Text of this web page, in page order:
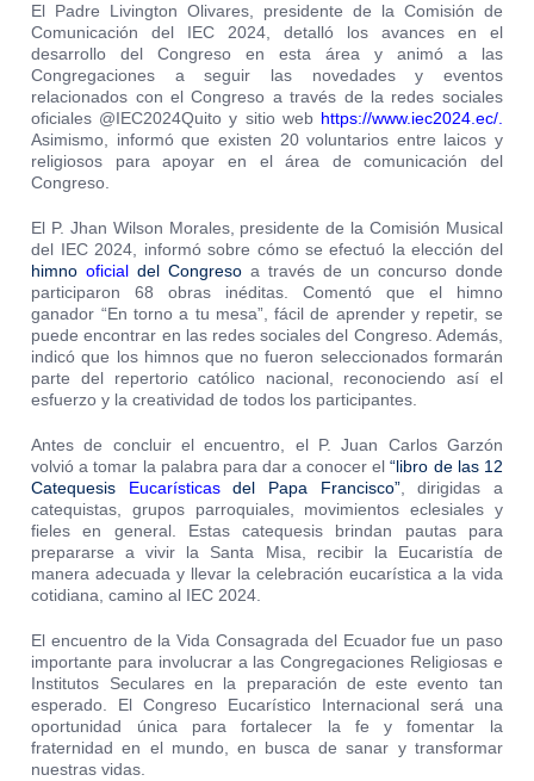
El Padre Livington Olivares, presidente de la Comisión de
Comunicación del IEC 2024, detalló los avances en el
desarrollo del Congreso en esta área y animó a las
Congregaciones a seguir las novedades y eventos
relacionados con el Congreso a través de la redes sociales
oficiales @IEC2024Quito y sitio web https://www.iec2024.ec/.
Asimismo, informó que existen 20 voluntarios entre laicos y
religiosos para apoyar en el área de comunicación del
Congreso.
El P. Jhan Wilson Morales, presidente de la Comisión Musical
del IEC 2024, informó sobre cómo se efectuó la elección del
himnooficial del Congreso a través de un concurso donde
participaron 68 obras inéditas. Comentó que el himno
ganador “En torno a tu mesa”, fácil de aprender y repetir, se
puede encontrar en las redes sociales del Congreso. Además,
indicó que los himnos que no fueron seleccionados formarán
parte del repertorio católico nacional, reconociendo así el
esfuerzo y la creatividad de todos los participantes.
Antes de concluir el encuentro, el P. Juan Carlos Garzón
volvió a tomar la palabra para dar a conocer el“libro de las 12
Catequesis Eucarísticasdel Papa Francisco”, dirigidas a
catequistas, grupos parroquiales, movimientos eclesiales y
fieles en general. Estas catequesis brindan pautas para
prepararse a vivir la Santa Misa, recibir la Eucaristía de
manera adecuada y llevar la celebración eucarística a la vida
cotidiana, camino al IEC 2024.
El encuentro de la Vida Consagrada del Ecuador fue un paso
importante para involucrar a las Congregaciones Religiosas e
Institutos Seculares en la preparación de este evento tan
esperado. El Congreso Eucarístico Internacional será una
oportunidad única para fortalecer la fe y fomentar la
fraternidad en el mundo, en busca de sanar y transformar
nuestras vidas.